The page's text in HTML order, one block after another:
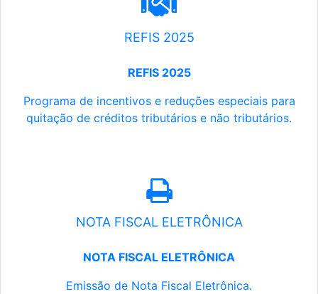
REFIS 2025
REFIS 2025
Programa de incentivos e reduções especiais para
quitação de créditos tributários e não tributários.
NOTA FISCAL ELETRÔNICA
NOTA FISCAL ELETRÔNICA
Emissão de Nota Fiscal Eletrônica.